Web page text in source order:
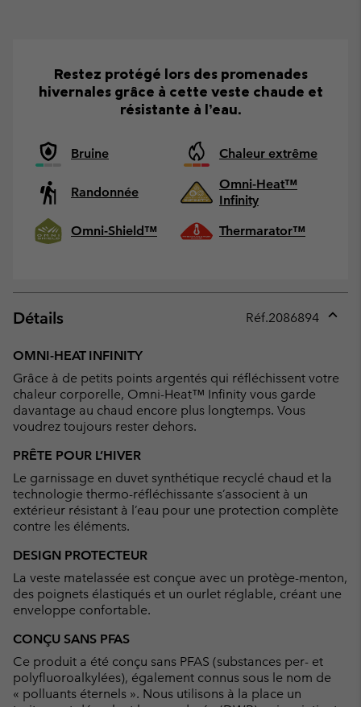
Restez protégé lors des promenades
hivernales grâce à cette veste chaude et
résistante à l’eau.
Bruine Chaleur extrême
Randonnée
Omni-Heat™
Infinity
Omni-Shield™
Thermarator™
Détails Réf.2086894
OMNI-HEAT INFINITY
Grâce à de petits points argentés qui réfléchissent votre
chaleur corporelle, Omni-Heat™ Infinity vous garde
davantage au chaud encore plus longtemps. Vous
voudrez toujours rester dehors.
PRÊTE POUR L’HIVER
Le garnissage en duvet synthétique recyclé chaud et la
technologie thermo-réfléchissante s’associent à un
extérieur résistant à l’eau pour une protection complète
contre les éléments.
DESIGN PROTECTEUR
La veste matelassée est conçue avec un protège-menton,
des poignets élastiqués et un ourlet réglable, créant une
enveloppe confortable.
CONÇU SANS PFAS
Ce produit a été conçu sans PFAS (substances per- et
polyfluoroalkylées), également connus sous le nom de
« polluants éternels ». Nous utilisons à la place un